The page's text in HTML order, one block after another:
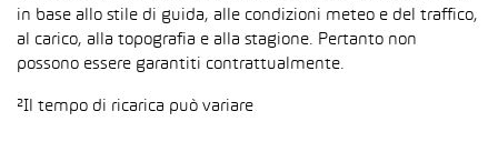
in base allo stile di guida, alle condizioni meteo e del traffico,
al carico, alla topografia e alla stagione. Pertanto non
possono essere garantiti contrattualmente.
²Il tempo di ricarica può variare